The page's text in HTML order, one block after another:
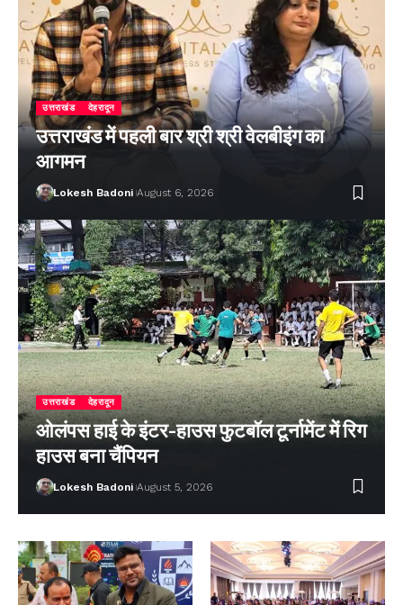
उत्तराखंड देहरादून
उत्तराखंड में पहली बार श्री श्री वेलबीइंग का
आगमन
Lokesh Badoni August 6, 2026
उत्तराखंड देहरादून
ओलंपस हाई के इंटर-हाउस फुटबॉल टूर्नामेंट में रिग
हाउस बना चैंपियन
Lokesh Badoni August 5, 2026